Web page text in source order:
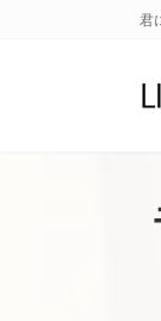
君